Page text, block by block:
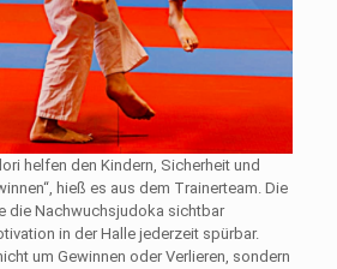
helfen den Kindern, Sicherheit und
hieß es aus dem Trainerteam. Die
die Nachwuchsjudoka sichtbar
in der Halle jederzeit spürbar.
um Gewinnen oder Verlieren, sondern